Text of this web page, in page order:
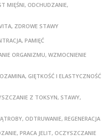
MIĘŚNI, ODCHUDZANIE,
ZDROWE STAWY
PAMIĘĆ
ORGANIZMU, WZMOCNIENIE
GIĘTKOŚĆ I ELASTYCZNOŚĆ
Z TOKSYN, STAWY,
ODTRUWANIE, REGENERACJA
PRACA JELIT, OCZYSZCZANIE